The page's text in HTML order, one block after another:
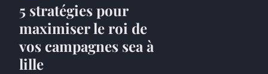
5 stratégies pour
maximiser le roi de
vos campagnes sea à
lille